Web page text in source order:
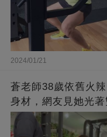
2024/01/21
蒼老師38歲依舊火
身材，網友見她光
過是個數字！